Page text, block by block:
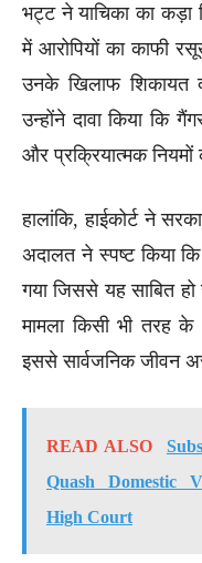
भट्ट ने याचिका का कड़ा
में आरोपियों का काफी
उनके खिलाफ शिकायत
उन्होंने दावा किया कि
और प्रक्रियात्मक नियमों
हालांकि, हाईकोर्ट ने
अदालत ने स्पष्ट किया
गया जिससे यह साबित
मामला किसी भी तरह
इससे सार्वजनिक जीवन
READ ALSO
Quash Domestic
High Court